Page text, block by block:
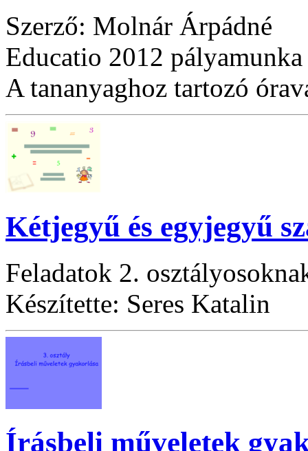
Szerző: Molnár Árpádné
Educatio 2012 pályamunka
A tananyaghoz tartozó
Kétjegyű és egyjegyű
Feladatok 2.
Készítette: Seres Katalin
Írásbeli műveletek